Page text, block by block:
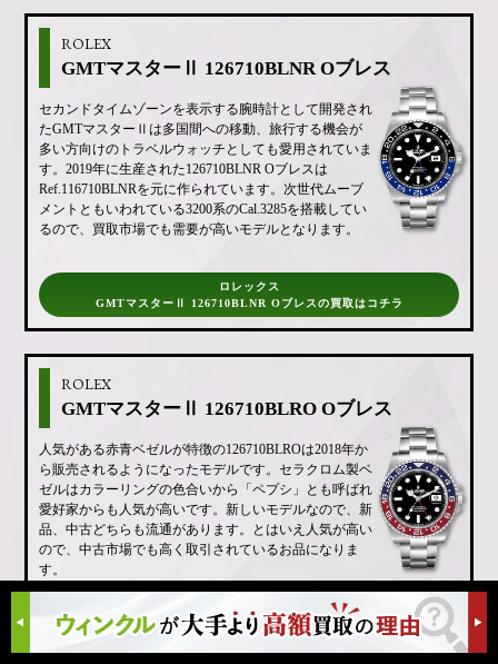
ROLEX
GMTマスターⅡ 126710BLNR Oブレス
セカンドタイムゾーンを表示する腕時計として開発され
たGMTマスターⅡは多国間への移動、旅行する機会が
多い方向けのトラベルウォッチとしても愛用されていま
す。2019年に生産された126710BLNR Oブレスは
Ref.116710BLNRを元に作られています。次世代ムーブ
メントともいわれている3200系のCal.3285を搭載してい
るので、買取市場でも需要が高いモデルとなります。
ロレックス
GMTマスターⅡ 126710BLNR Oブレスの買取はコチラ
ROLEX
GMTマスターⅡ 126710BLRO Oブレス
人気がある赤青ベゼルが特徴の126710BLROは2018年か
ら販売されるようになったモデルです。セラクロム製ベ
ゼルはカラーリングの色合いから「ペプシ」とも呼ばれ
愛好家からも人気が高いです。新しいモデルなので、新
品、中古どちらも流通があります。とはいえ人気が高い
ので、中古市場でも高く取引されているお品になりま
す。
ロレックス